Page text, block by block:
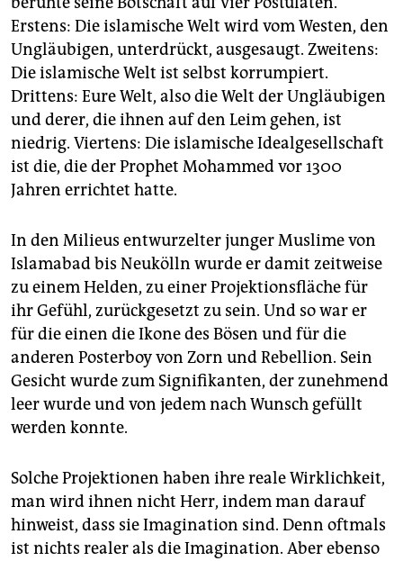
Erstens: Die islamische Welt wird vom Westen, den
Ungläubigen, unterdrückt, ausgesaugt. Zweitens:
Die islamische Welt ist selbst korrumpiert.
Drittens: Eure Welt, also die Welt der Ungläubigen
und derer, die ihnen auf den Leim gehen, ist
niedrig. Viertens: Die islamische Idealgesellschaft
ist die, die der Prophet Mohammed vor 1300
Jahren errichtet hatte.
In den Milieus entwurzelter junger Muslime von
Islamabad bis Neukölln wurde er damit zeitweise
zu einem Helden, zu einer Projektionsfläche für
ihr Gefühl, zurückgesetzt zu sein. Und so war er
für die einen die Ikone des Bösen und für die
anderen Posterboy von Zorn und Rebellion. Sein
Gesicht wurde zum Signifikanten, der zunehmend
leer wurde und von jedem nach Wunsch gefüllt
werden konnte.
Solche Projektionen haben ihre reale Wirklichkeit,
man wird ihnen nicht Herr, indem man darauf
hinweist, dass sie Imagination sind. Denn oftmals
ist nichts realer als die Imagination. Aber ebenso